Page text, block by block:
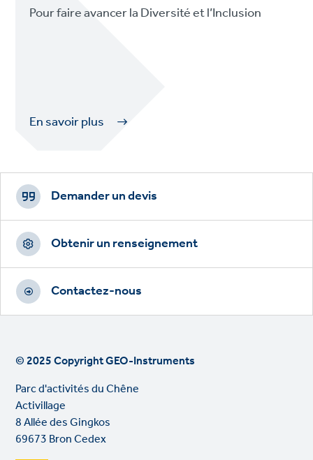
Pour faire avancer la Diversité et l’Inclusion
En savoir plus
Footer
CTAs
Demander un devis
Obtenir un renseignement
Contactez-nous
© 2025 Copyright GEO-Instruments
Parc d'activités du Chêne
Activillage
8 Allée des Gingkos
69673 Bron Cedex